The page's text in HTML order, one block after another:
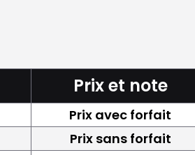
Prix et note
Prix avec forfait
Prix sans forfait